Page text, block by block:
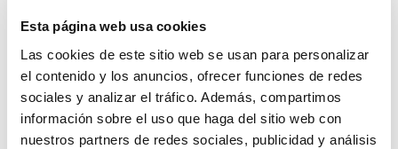
Esta página web usa cookies
Las cookies de este sitio web se usan para personalizar
el contenido y los anuncios, ofrecer funciones de redes
sociales y analizar el tráfico. Además, compartimos
información sobre el uso que haga del sitio web con
nuestros partners de redes sociales, publicidad y análisis
¿Has olvidado tu contraseña?